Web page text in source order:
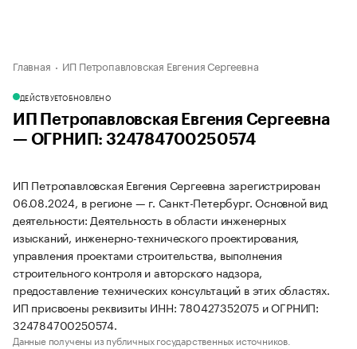
Главная ИП Петропавловская Евгения Сергеевна
ДЕЙСТВУЕТОБНОВЛЕНО
ИП Петропавловская Евгения Сергеевна
— ОГРНИП: 324784700250574
ИП Петропавловская Евгения Сергеевна зарегистрирован
06.08.2024, в регионе — г. Санкт-Петербург. Основной вид
деятельности: Деятельность в области инженерных
изысканий, инженерно-технического проектирования,
управления проектами строительства, выполнения
строительного контроля и авторского надзора,
предоставление технических консультаций в этих областях.
ИП присвоены реквизиты ИНН: 780427352075 и ОГРНИП:
324784700250574.
Данные получены из публичных государственных источников.